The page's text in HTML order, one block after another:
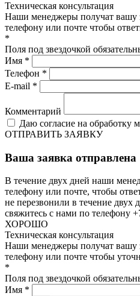
Техническая консультация
Наши менеджеры получат вашу
телефону или почте чтобы
*
Поля под звездочкой
Имя *
Телефон *
E-mail *
Комментарий
Даю согласие на обработку
ОТПРАВИТЬ ЗАЯВКУ
Ваша заявка отправлена
В течение двух дней наши
телефону или почте, чтобы
не перезвонили в течение двух
свяжитесь с нами по телефону
ХОРОШО
Техническая консультация
Наши менеджеры получат вашу
телефону или почте чтобы
*
Поля под звездочкой
Имя *